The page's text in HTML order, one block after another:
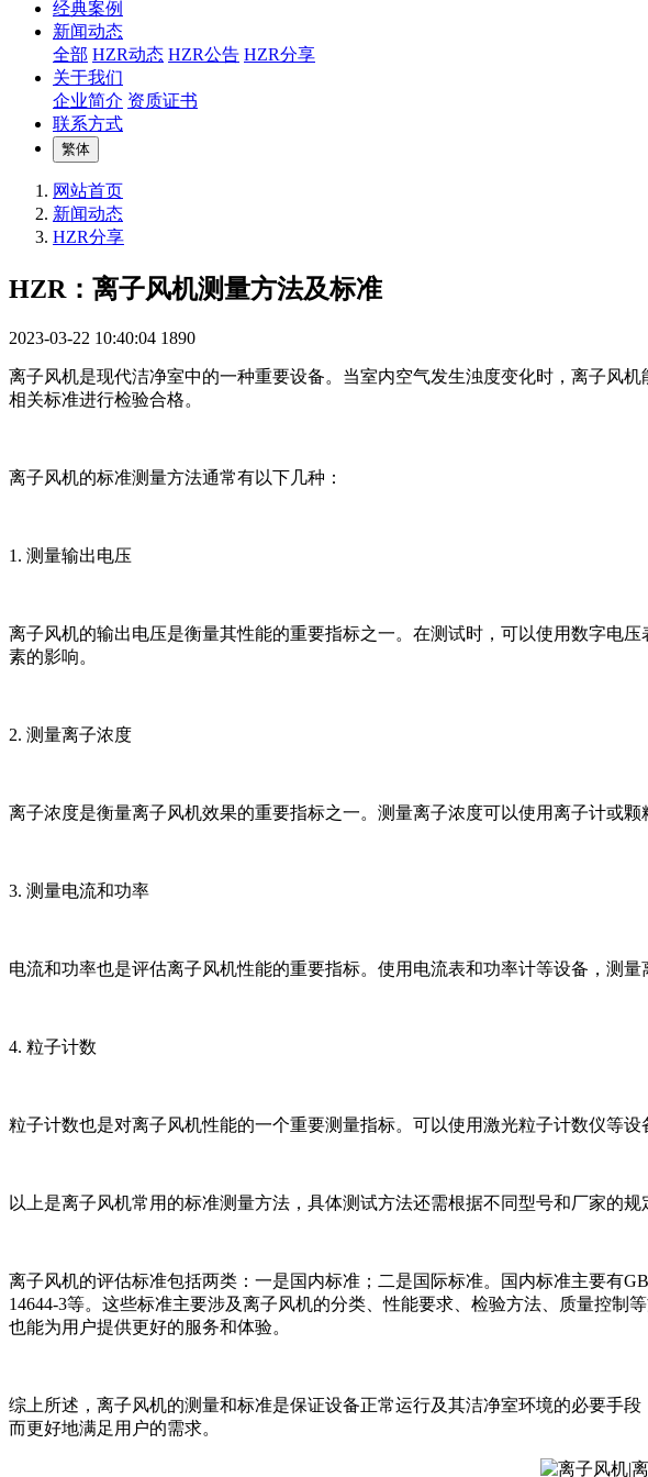
经典案例
新闻动态
全部 HZR动态 HZR公告 HZR分享
关于我们
企业简介 资质证书
联系方式
繁体
网站首页
新闻动态
HZR分享
HZR：离子风机测量方法及标准
2023-03-22 10:40:04 1890
离子风机是现代洁净室中的一种重要设备。当室内空气发生浊度变化时，离子风
相关标准进行检验合格。
离子风机的标准测量方法通常有以下几种：
1. 测量输出电压
离子风机的输出电压是衡量其性能的重要指标之一。在测试时，可以使用数字电
素的影响。
2. 测量离子浓度
离子浓度是衡量离子风机效果的重要指标之一。测量离子浓度可以使用离子计或
3. 测量电流和功率
电流和功率也是评估离子风机性能的重要指标。使用电流表和功率计等设备，测
4. 粒子计数
粒子计数也是对离子风机性能的一个重要测量指标。可以使用激光粒子计数仪等
以上是离子风机常用的标准测量方法，具体测试方法还需根据不同型号和厂家的规
离子风机的评估标准包括两类：一是国内标准；二是国际标准。国内标准主要有
14644-3等。这些标准主要涉及离子风机的分类、性能要求、检验方法、质量控
也能为用户提供更好的服务和体验。
综上所述，离子风机的测量和标准是保证设备正常运行及其洁净室环境的必要手
而更好地满足用户的需求。